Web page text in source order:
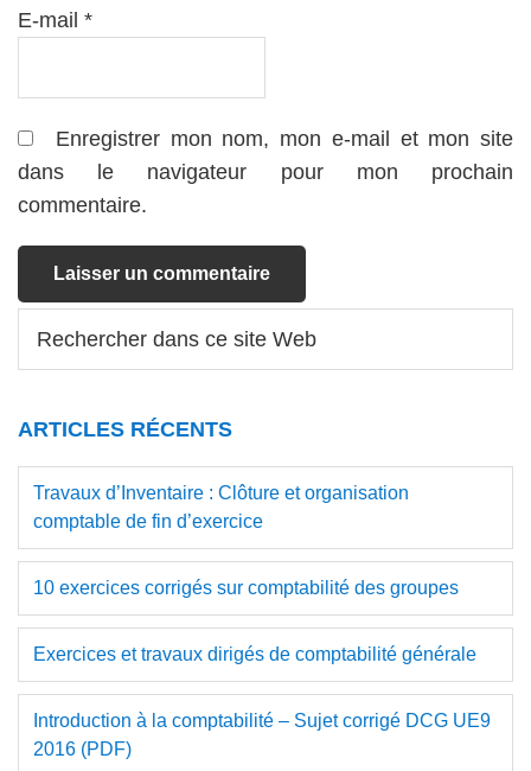
E-mail *
Enregistrer mon nom, mon e-mail et mon site
dans le navigateur pour mon prochain
commentaire.
Barre
latérale
dans
Web
ARTICLES RÉCENTS
Travaux d’Inventaire : Clôture et organisation
comptable de fin d’exercice
10 exercices corrigés sur comptabilité des groupes
Exercices et travaux dirigés de comptabilité générale
Introduction à la comptabilité – Sujet corrigé DCG UE9
2016 (PDF)